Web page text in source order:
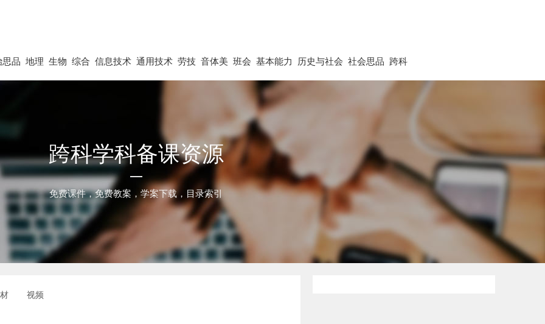
品 地理 生物 综合 信息技术 通用技术 劳技 音体美 班会 基本能力 历史与社会 社会思品 跨科
跨科学科备课资源
免费课件，免费教案，学案下载，目录索引
视频